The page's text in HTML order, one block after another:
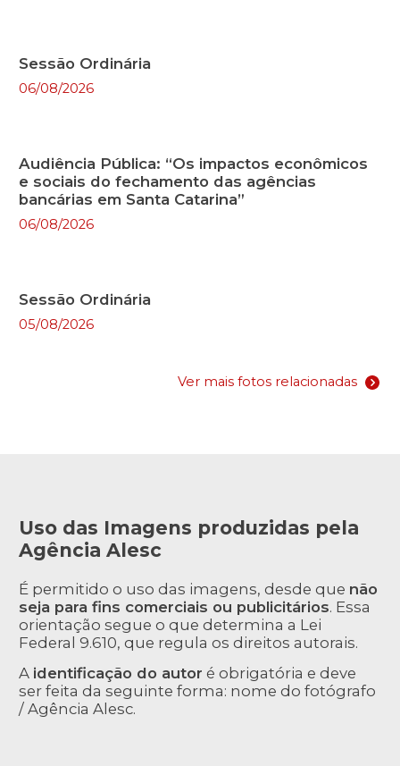
Sessão Ordinária
06/08/2026
Audiência Pública: “Os impactos econômicos
e sociais do fechamento das agências
bancárias em Santa Catarina”
06/08/2026
Sessão Ordinária
05/08/2026
Ver mais fotos relacionadas
Uso das Imagens produzidas pela
Agência Alesc
É permitido o uso das imagens, desde que não
seja para fins comerciais ou publicitários. Essa
orientação segue o que determina a Lei
Federal 9.610, que regula os direitos autorais.
A identificação do autor é obrigatória e deve
ser feita da seguinte forma: nome do fotógrafo
/ Agência Alesc.